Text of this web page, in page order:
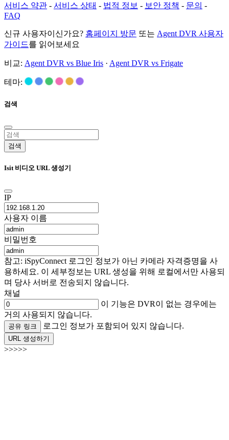
서비스 약관 - 서비스 상태 - 법적 정보 - 보안 정책 - 문의 -
FAQ
신규 사용자이신가요? 홈페이지 방문 또는 Agent DVR 사용자
가이드를 읽어보세요
비교: Agent DVR vs Blue Iris · Agent DVR vs Frigate
테마:
검색
검색
Isit 비디오 URL 생성기
IP
사용자 이름
비밀번호
참고: iSpyConnect 로그인 정보가 아닌 카메라 자격증명을 사
용하세요. 이 세부정보는 URL 생성을 위해 로컬에서만 사용되
며 당사 서버로 전송되지 않습니다.
채널
이 기능은 DVR이 없는 경우에는
거의 사용되지 않습니다.
공유 링크 로그인 정보가 포함되어 있지 않습니다.
URL 생성하기
>>>>>